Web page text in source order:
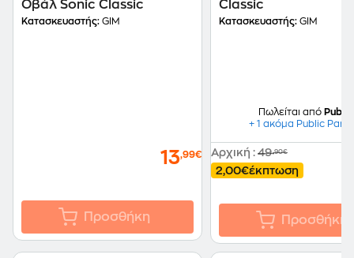
Οβάλ Sonic Classic
Κατασκευαστής: GIM
13,99€
Προσθήκη
Classic
Κατασκευαστής: GIM
Πωλείται από Public
+ 1 ακόμα Public
Αρχική : 49,90€
2,00€έκπτωση
Προσθήκη